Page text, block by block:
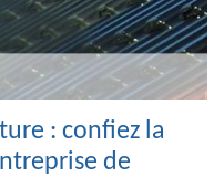
: confiez la
de